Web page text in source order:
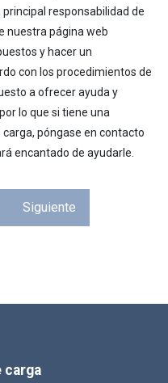
responsabilidad de
nuestra página web
y hacer un
con los procedimientos de
a ofrecer ayuda y
lo que si tiene una
póngase en contacto
encantado de ayudarle.
Siguiente
carga